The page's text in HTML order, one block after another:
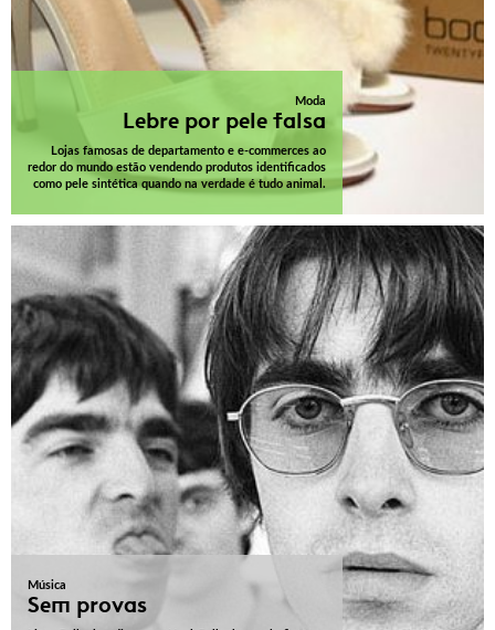
Moda
Lebre por pele falsa
Lojas famosas de departamento e e-commerces ao
redor do mundo estão vendendo produtos identificados
como pele sintética quando na verdade é tudo animal.
Música
Sem provas